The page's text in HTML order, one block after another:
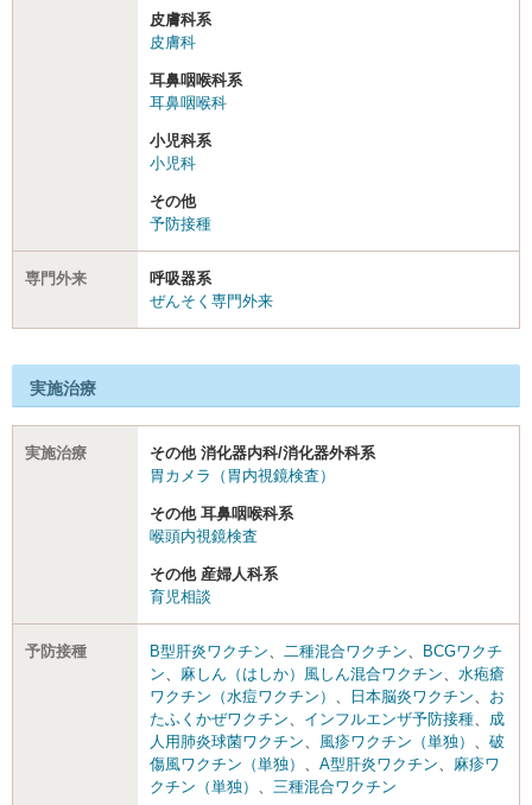
皮膚科系
皮膚科
耳鼻咽喉科系
耳鼻咽喉科
小児科系
小児科
その他
予防接種
専門外来
呼吸器系
ぜんそく専門外来
実施治療
実施治療
その他 消化器内科/消化器外科系
胃カメラ（胃内視鏡検査）
その他 耳鼻咽喉科系
喉頭内視鏡検査
その他 産婦人科系
育児相談
予防接種 B型肝炎ワクチン、 二種混合ワクチン、
BCGワクチ
ン、 麻しん（はしか）風しん混合ワクチン、 水疱瘡
ワクチン（水痘ワクチン） 、 日本脳炎ワクチン、 お
たふくかぜワクチン、 インフルエンザ予防接種、 成
人用肺炎球菌ワクチン、 風疹ワクチン（単独） 、 破
傷風ワクチン（単独） 、 A型肝炎ワクチン、 麻疹ワ
クチン（単独） 、 三種混合ワクチン